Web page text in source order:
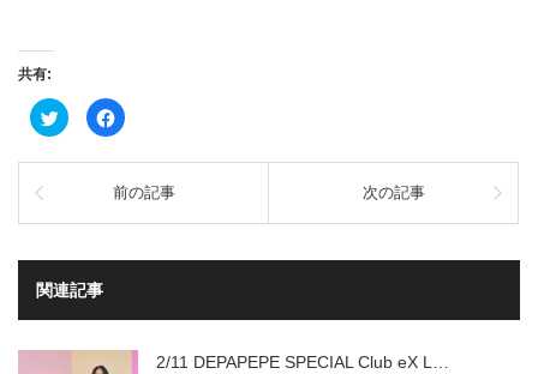
共有:
ク
リ
共
(新
い
ウ
Facebook
で
る
に
ク
ッ
前の記事 次の記事
関連記事
2/11 DEPAPEPE SPECIAL Club eX L…